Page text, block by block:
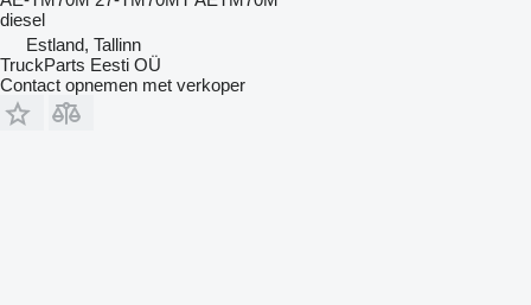
diesel
Estland, Tallinn
TruckParts Eesti OÜ
Contact opnemen met verkoper